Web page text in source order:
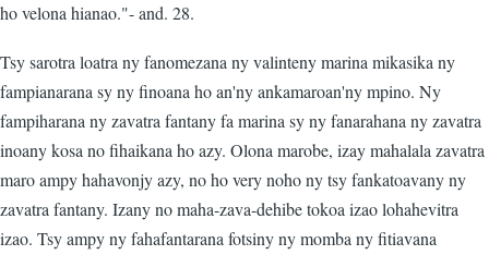
ho velona hianao."- and. 28.
Tsy sarotra loatra ny fanomezana ny valinteny marina mikasika ny
fampianarana sy ny finoana ho an'ny ankamaroan'ny mpino. Ny
fampiharana ny zavatra fantany fa marina sy ny fanarahana ny zavatra
inoany kosa no fihaikana ho azy. Olona marobe, izay mahalala zavatra
maro ampy hahavonjy azy, no ho very noho ny tsy fankatoavany ny
zavatra fantany. Izany no maha-zava-dehibe tokoa izao lohahevitra
izao. Tsy ampy ny fahafantarana fotsiny ny momba ny fitiavana